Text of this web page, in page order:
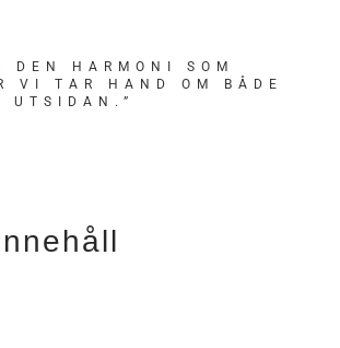
DEN HARMONI SOM
VI TAR HAND OM BÅDE
UTSIDAN.”